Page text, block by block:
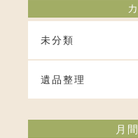
未分類
遺品整理
月